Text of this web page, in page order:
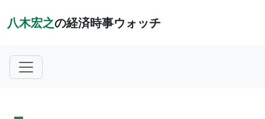
八木宏之の経済時事ウォッチ